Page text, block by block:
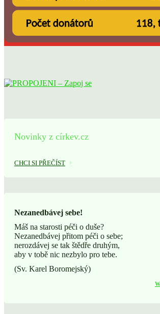
Novinky z církev.cz
CHCI SI PŘEČÍST
Nezanedbávej sebe!
Máš na starosti péči o duše?
Nezanedbávej přitom péči o sebe;
nerozdávej se tak štědře druhým,
aby v tobě nic nezbylo pro tebe.
(Sv. Karel Boromejský)